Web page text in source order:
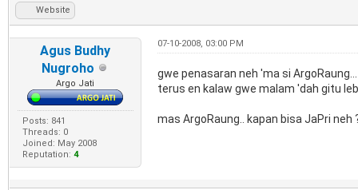
Website
Agus Budhy
Nugroho
Argo Jati
Posts: 841
Threads: 0
Joined: May 2008
Reputation: 4
07-10-2008, 03:00 PM
gwe penasaran neh 'ma si
terus en kalaw gwe malam 'dah gitu
mas ArgoRaung.. kapan bisa JaPri neh